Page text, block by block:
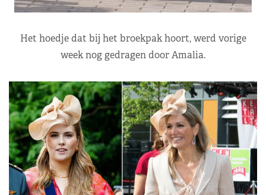
Het hoedje dat bij het broekpak hoort, werd vorige
week nog gedragen door Amalia.